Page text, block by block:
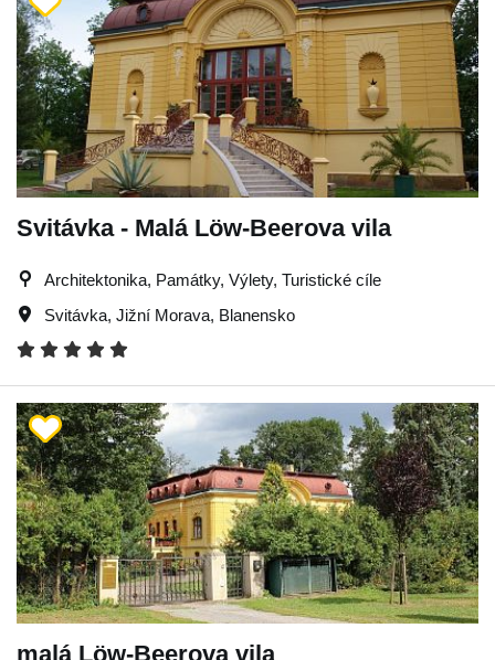
Svitávka - Malá Löw-Beerova vila
Architektonika, Památky, Výlety, Turistické cíle
Svitávka, Jižní Morava, Blanensko
malá Löw-Beerova vila